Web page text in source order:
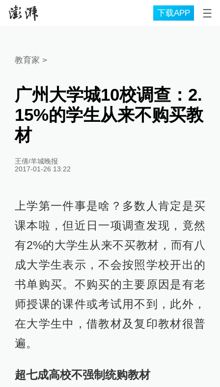
下载APP
教育家 >
广州大学城10校调查：2.
15%的学生从来不购买教
材
王倩/羊城晚报
2017-01-26 13:22
上学第一件事是啥？多数人肯定是买
课本啦，但近日一项调查发现，竟然
有2%的大学生从来不买教材，而有八
成大学生表示，不会按照学校开出的
书单购买。不购买的主要原因是有老
师授课的课件或考试用不到，此外，
在大学生中，借教材及复印教材很普
遍。
超七成高校不强制统购教材